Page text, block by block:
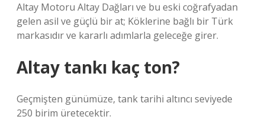
Altay Motoru Altay Dağları ve bu eski coğrafyadan
gelen asil ve güçlü bir at; Köklerine bağlı bir Türk
markasıdır ve kararlı adımlarla geleceğe girer.
Altay tankı kaç ton?
Geçmişten günümüze, tank tarihi altıncı seviyede
250 birim üretecektir.